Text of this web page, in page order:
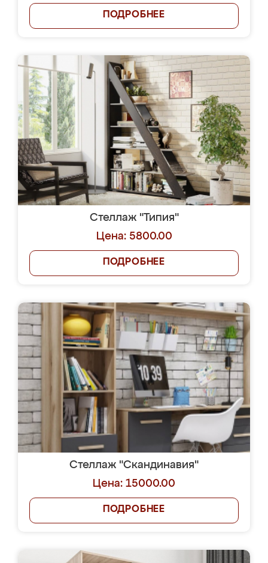
ПОДРОБНЕЕ
Стеллаж "Типия"
Цена: 5800.00
ПОДРОБНЕЕ
Стеллаж "Скандинавия"
Цена: 15000.00
ПОДРОБНЕЕ